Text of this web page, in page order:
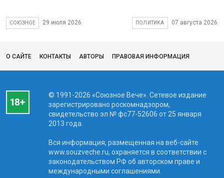
СОЮЗНОЕ 29 июля 2026 ПОЛИТИКА 07 августа 2026
О САЙТЕ КОНТАКТЫ АВТОРЫ ПРАВОВАЯ ИНФОРМАЦИЯ
© 1991-2026 «Союзное Вече». Сетевое издание
зарегистрировано роскомнадзором,
свидетельство эл № фc77-52606 от 25 января
2013 года.
Вся информация, размещенная на веб-сайте
www.souzveche.ru, охраняется в соответствии с
законодательством РФ об авторском праве и
международными соглашениями.